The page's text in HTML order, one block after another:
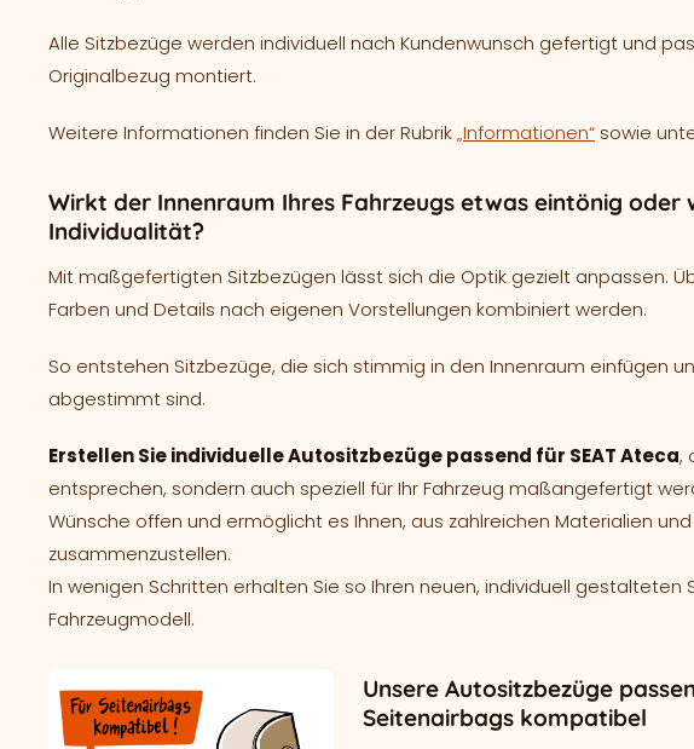
Alle Sitzbezüge werden individuell nach Kundenwunsch gefertigt und
Originalbezug montiert.
Weitere Informationen finden Sie in der Rubrik„Informationen“ sowie
Wirkt der Innenraum Ihres Fahrzeugs etwas eintönig oder
Individualität?
Mit maßgefertigten Sitzbezügen lässt sich die Optik gezielt anpassen.
Farben und Details nach eigenen Vorstellungen kombiniert werden.
So entstehen Sitzbezüge, die sich stimmig in den Innenraum einfügen
abgestimmt sind.
Erstellen Sie individuelle Autositzbezüge passend für SEAT Ateca,
entsprechen, sondern auch speziell für Ihr Fahrzeug maßangefertigt
Wünsche offen und ermöglicht es Ihnen, aus zahlreichen Materialien
zusammenzustellen.
In wenigen Schritten erhalten Sie so Ihren neuen, individuell
Fahrzeugmodell.
Unsere Autositzbezüge
Seitenairbags kompatibel